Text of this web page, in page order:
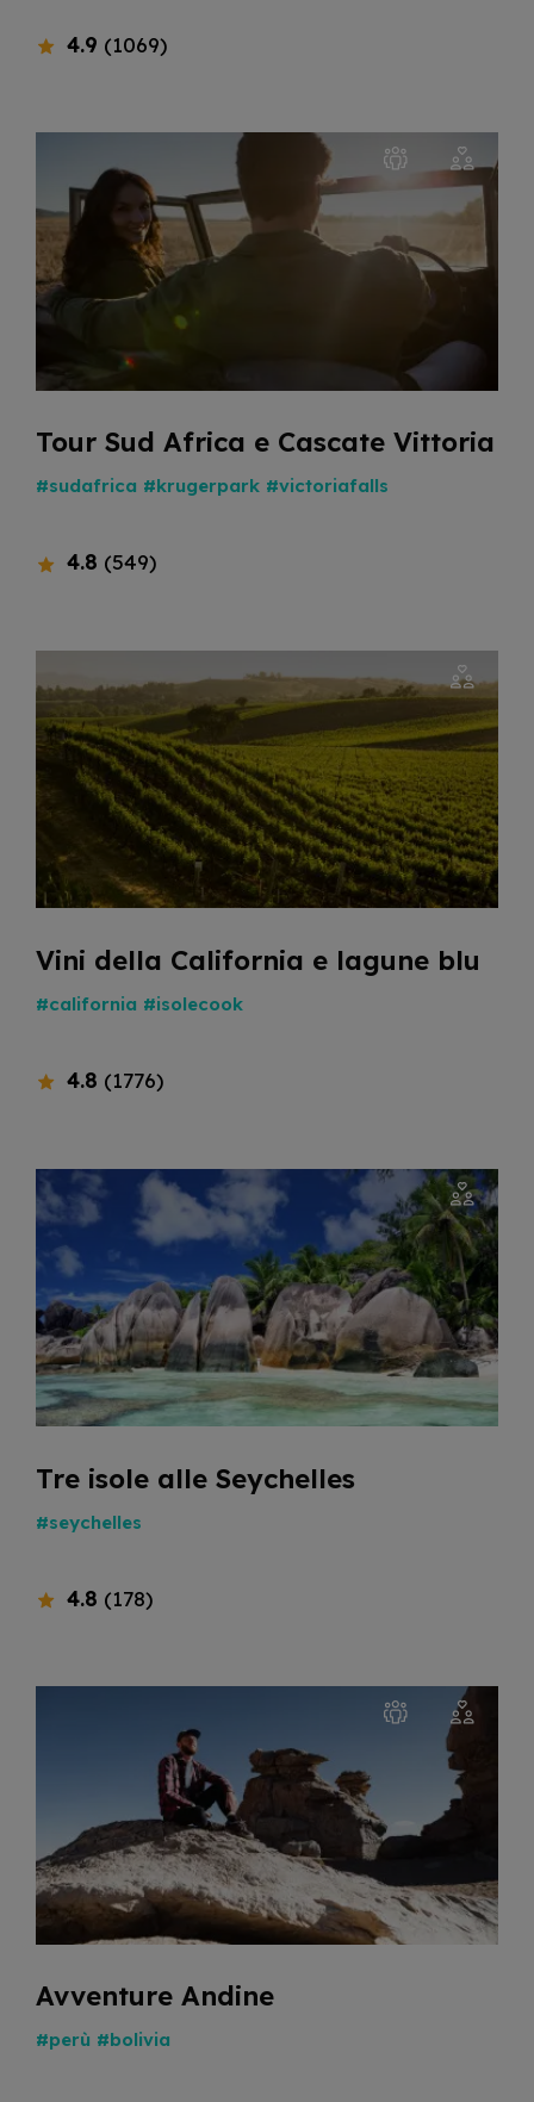
4.9 (1069)
Tour Sud Africa e Cascate Vittoria
#sudafrica #krugerpark #victoriafalls
4.8 (549)
Vini della California e lagune blu
#california #isolecook
4.8 (1776)
Tre isole alle Seychelles
#seychelles
4.8 (178)
Avventure Andine
#perù #bolivia